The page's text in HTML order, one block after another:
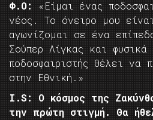
Φ.Ο:
«Είμαι ένας
νέος. Το όνειρο μου
αγωνίζομαι σε ένα
Σούπερ Λίγκας και
ποδοσφαιριστής θέλει να
στην Εθνική.»
I.S: Ο κόσμος της
την πρώτη στιγμή. Θα